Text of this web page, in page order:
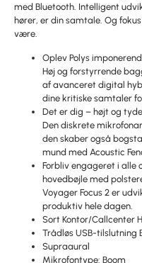
med Bluetooth. Intelligent
hører, er din samtale. Og
være.
Oplev Polys
Høj og forstyrrende
af avanceret digital
dine kritiske samtaler
Det er dig – højt og
Den diskrete
den skaber også
mund med Acoustic
Forbliv engageret i alle
hovedbøjle med
Voyager Focus 2 er
produktiv hele dagen.
Sort Kontor/Callcenter
Trådløs USB-tilslutning
Supraaural
Mikrofontype: Boom